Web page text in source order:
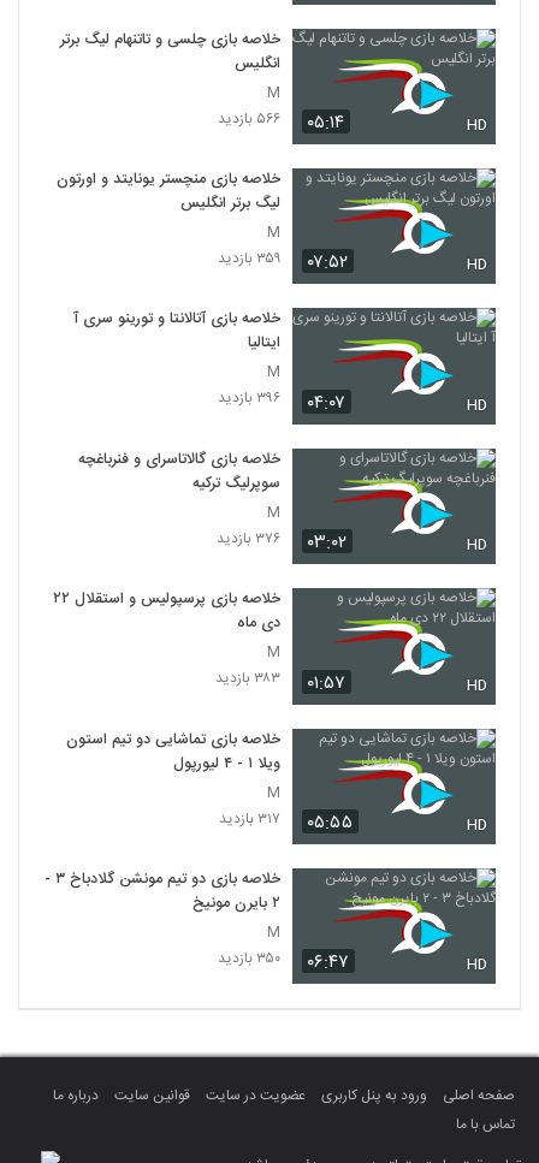
۰۵:۱۴ HD
خلاصه بازی چلسی و تاتنهام لیگ برتر
انگلیس
M
۵۶۶ بازدید
۰۷:۵۲ HD
خلاصه بازی منچستر یونایتد و اورتون
لیگ برتر انگلیس
M
۳۵۹ بازدید
۰۴:۰۷ HD
خلاصه بازی آتالانتا و تورینو سری آ
ایتالیا
M
۳۹۶ بازدید
۰۳:۰۲ HD
خلاصه بازی گالاتاسرای و فنرباغچه
سوپرلیگ ترکیه
M
۳۷۶ بازدید
۰۱:۵۷ HD
خلاصه بازی پرسپولیس و استقلال ۲۲
دی ماه
M
۳۸۳ بازدید
۰۵:۵۵ HD
خلاصه بازی تماشایی دو تیم استون
ویلا ۱ - ۴ لیورپول
M
۳۱۷ بازدید
۰۶:۴۷ HD
خلاصه بازی دو تیم مونشن گلادباخ ۳ -
۲ بایرن مونیخ
M
۳۵۰ بازدید
صفحه اصلی ورود به پنل کاربری عضویت در سایت قوانین سایت
درباره ما
تماس با ما